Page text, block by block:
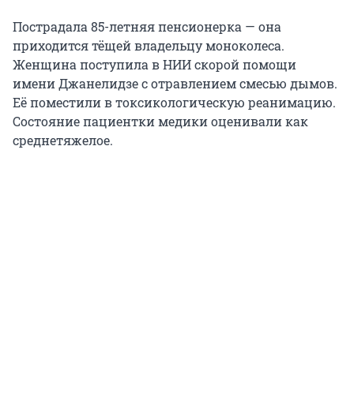
Пострадала 85-летняя пенсионерка — она
приходится тёщей владельцу моноколеса.
Женщина поступила в НИИ скорой помощи
имени Джанелидзе с отравлением смесью дымов.
Её поместили в токсикологическую реанимацию.
Состояние пациентки медики оценивали как
среднетяжелое.